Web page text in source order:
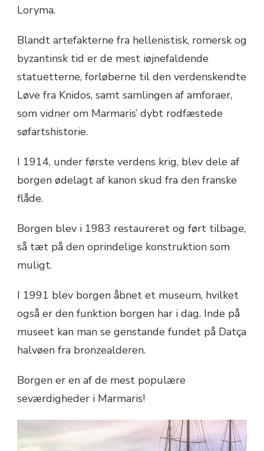
Loryma.
Blandt artefakterne fra hellenistisk, romersk og
byzantinsk tid er de mest iøjnefaldende
statuetterne, forløberne til den verdenskendte
Løve fra Knidos, samt samlingen af amforaer,
som vidner om Marmaris’ dybt rodfæstede
søfartshistorie.
I 1914, under første verdens krig, blev dele af
borgen ødelagt af kanon skud fra den franske
flåde.
Borgen blev i 1983 restaureret og ført tilbage,
så tæt på den oprindelige konstruktion som
muligt.
I 1991 blev borgen åbnet et museum, hvilket
også er den funktion borgen har i dag. Inde på
museet kan man se genstande fundet på Datça
halvøen fra bronzealderen.
Borgen er en af de mest populære
seværdigheder i Marmaris!